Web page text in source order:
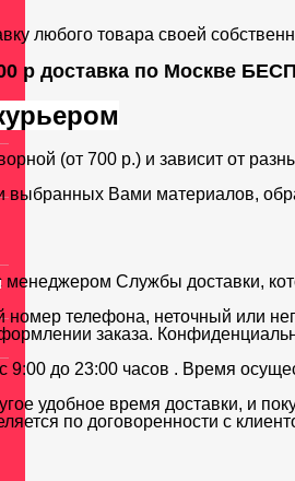
любого товара своей
р доставка по Москве
(от 700 р.) и зависит от
выбранных Вами материалов,
Службы доставки,
телефона, неточный или
заказа.
до 23:00 часов . Время
удобное время доставки, и
по договоренности с